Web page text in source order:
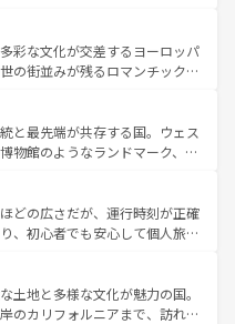
気候が異なるスペインはその個
性で訪れる人を魅了する。 なお、新着のスペイン情報は コ
しい。
いる。華麗な宮殿、歴史的な大
て豊かな自然が、訪れる者を心
ンスは美食の国としても知ら
であるランス、プロヴァンスの
、多彩な楽しみ方が可能だ。さ
魅力が溢れており、どの街角に
ぞれで全く異なる文化を体験で
、新着のフランス情報はコンテンツ一覧
彩な文化が交差するヨーロッパ
の街並みが残るロマンチック街
歩いても飽きることがない。ベ
エルン州のアルプスの絶景、そ
畑といった風景は必見。ビール
ほしい。 なお、新着の
覧を参照してほしい。
と最先端が共存する国。ウェス
物館のようなランドマーク、歴
る。また、優雅なアフタヌーン
まらない英国パブ、サッカー観
きる体験も豊富。イギリスを旅
。
どの広さだが、運行時刻が正確
、初心者でも安心して個人旅行
、スイスならではのユニークな
光だけでなく町歩きも満喫する
が高いため物価も高いが、旅行
土地と多様な文化が魅力の国。
のカリフォルニアまで、訪れる